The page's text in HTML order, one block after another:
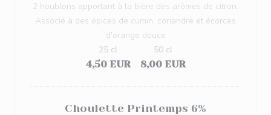
2 houblons apportant à la bière des arômes de citron.
Associé à des épices de cumin, coriandre et écorces
d'orange douce
4,50 EUR
25 cl
8,00 EUR
50 cl
Choulette Printemps 6%